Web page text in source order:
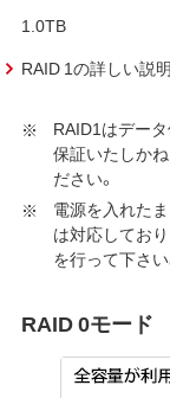
1.0TB
RAID 1の詳しい説
RAID1はデー
保証いたしか
ださい。
電源を入れた
は対応してお
を行って下さい
RAID 0モード